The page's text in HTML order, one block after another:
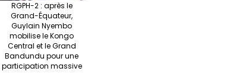
RGPH-2 : après le
Grand-Équateur,
Guylain Nyembo
mobilise le Kongo
Central et le Grand
Bandundu pour une
participation massive